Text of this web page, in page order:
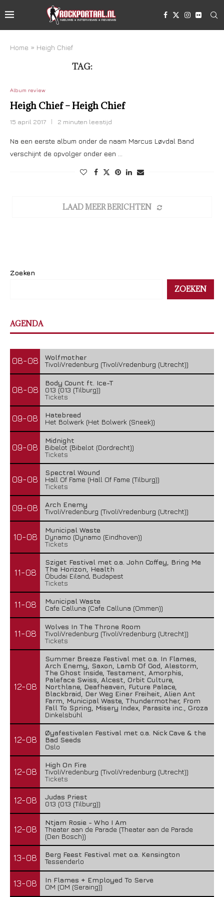
Home » Heigh Chief
TAG:
Album review
Heigh Chief – Heigh Chief
15 april 2017 2 minuten leestijd
Na een eerste album onder de naam Marcus Løvdal Band
verschijnt de opvolger onder een …
LAAD MEER BERICHTEN
Zoeken
ZOEKEN
AGENDA
08-08
Wolfmother
TivoliVredenburg (TivoliVredenburg (Utrecht))
08-08
Body Count ft. Ice-T
013 (013 (Tilburg))
Tickets
09-08
Hatebreed
Het Bolwerk (Het Bolwerk (Sneek))
09-08
Midnight
Bibelot (Bibelot (Dordrecht))
Tickets
09-08
Spectral Wound
Hall Of Fame (Hall Of Fame (Tilburg))
Tickets
09-08
Arch Enemy
TivoliVredenburg (TivoliVredenburg (Utrecht))
10-08
Municipal Waste
Dynamo (Dynamo (Eindhoven))
Tickets
11-08
Sziget Festival met o.a. John Coffey, Bring Me
The Horizon, Health
Óbudai Eiland, Budapest
Tickets
11-08
Municipal Waste
Cafe Calluna (Cafe Calluna (Ommen))
11-08
Wolves In The Throne Room
TivoliVredenburg (TivoliVredenburg (Utrecht))
Tickets
12-08
Summer Breeze Festival met o.a. In Flames,
Arch Enemy, Saxon, Lamb Of God, Alestorm,
The Ghost Inside, Testament, Amorphis,
Paleface Swiss, Alcest, Orbit Culture,
Northlane, Deafheaven, Future Palace,
Blackbraid, Der Weg Einer Freiheit, Alien Ant
Farm, Municipal Waste, Thundermother, From
Fall To Spring, Misery Index, Parasite inc., Groza
Dinkelsbühl
12-08
Øyafestivalen Festival met o.a. Nick Cave & the
Bad Seeds
Oslo
12-08
High On Fire
TivoliVredenburg (TivoliVredenburg (Utrecht))
Tickets
12-08
Judas Priest
013 (013 (Tilburg))
12-08
Ntjam Rosie - Who I Am
Theater aan de Parade (Theater aan de Parade
(Den Bosch))
13-08
Berg Feest Festival met o.a. Kensington
Tessenderlo
13-08
In Flames + Employed To Serve
OM (OM (Seraing))